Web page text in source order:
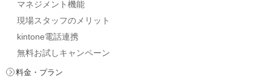
マネジメント機能
現場スタッフのメリット
kintone電話連携
無料お試しキャンペーン
料金・プラン